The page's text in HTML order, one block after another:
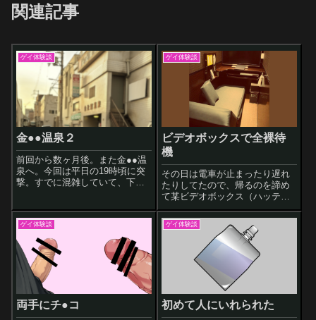
関連記事
ゲイ体験談
金●●温泉２
前回から数ヶ月後。また金●●温
泉へ。今回は平日の19時頃に突
撃。すでに混雑していて、下駄
場に入ると視線が一気にこちら
に。その視線を背中に感じなが
ら洗体し、まずはウロウロ。夜
は若い子もい
ゲイ体験談
ビデオボックスで全裸待
機
その日は電車が止まったり遅れ
たりしてたので、帰るのを諦め
て某ビデオボックス（ハッテン
場じゃなく普通の）に泊まるこ
とにしました。入店するまでは
疲れてるし普通に寝るつもりだ
ったんですが、お店に入るとエ
ロい雰囲気にやられ、個室に入
ると頭の中はエロ
ゲイ体験談
両手にチ●コ
ゲイ体験談
初めて人にいれられた